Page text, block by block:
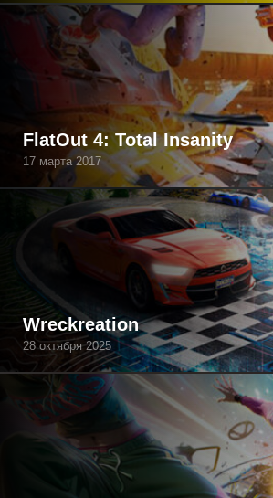
FlatOut 4: Total Insanity
17 марта 2017
Wreckreation
28 октября 2025